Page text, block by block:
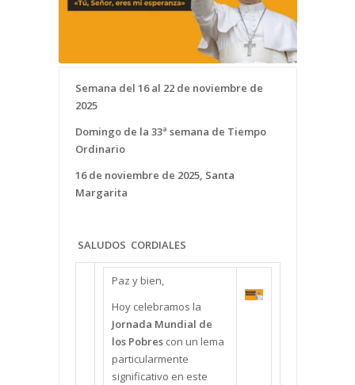
Semana del 16 al 22 de noviembre de
2025
Domingo de la 33ª semana de Tiempo
Ordinario
16 de noviembre de 2025, Santa
Margarita
SALUDOS CORDIALES
Paz y bien,
Hoy celebramos la
Jornada Mundial de
los Pobrescon un lema
particularmente
significativo en este